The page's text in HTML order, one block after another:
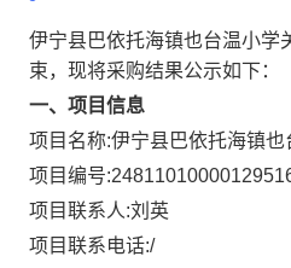
伊宁县巴依托海镇也台温小学
束，现将采购结果公示如下：
一、项目信息
项目名称:伊宁县巴依托海镇
项目编号:
项目联系人:刘英
项目联系电话:/